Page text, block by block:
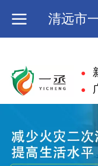
清远市
●
●